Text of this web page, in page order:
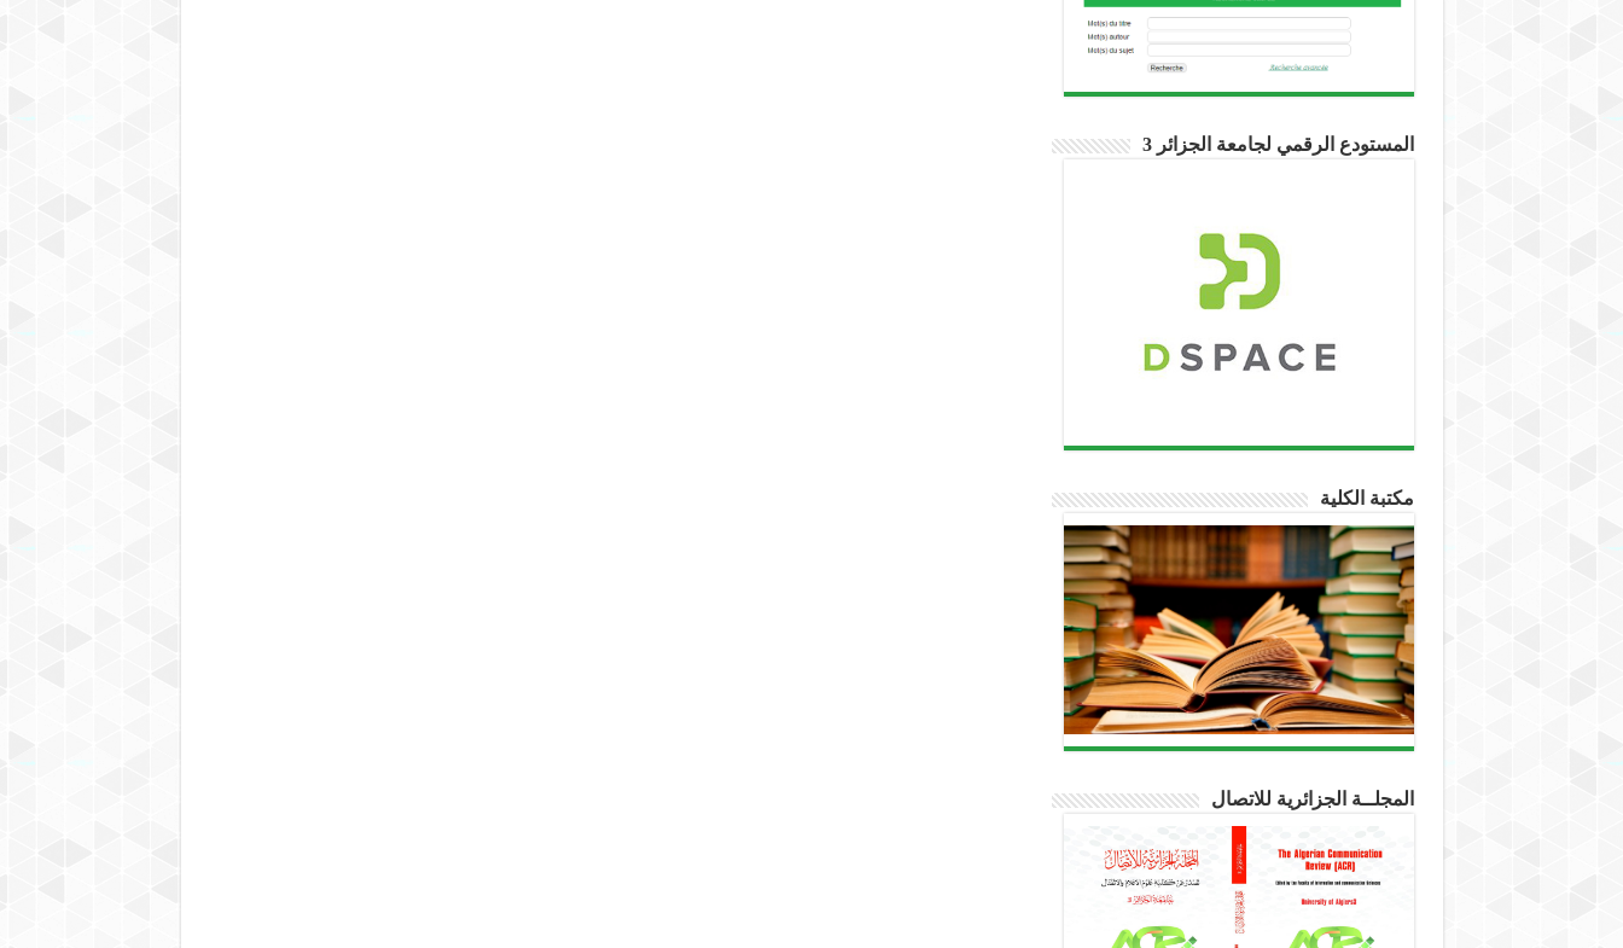
المستودع الرقمي لجامعة الجزائر 3
مكتبة الكلية
المجلــة الجزائرية للاتصال